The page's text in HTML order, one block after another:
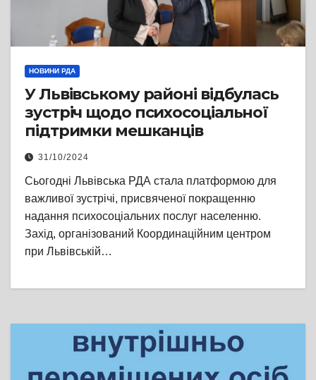
НОВИНИ РДА
У Львівському районі відбулась
зустріч щодо психосоціальної
підтримки мешканців
31/10/2024
Сьогодні Львівська РДА стала платформою для
важливої зустрічі, присвяченої покращенню
надання психосоціальних послуг населенню.
Захід, організований Координаційним центром
при Львівській…